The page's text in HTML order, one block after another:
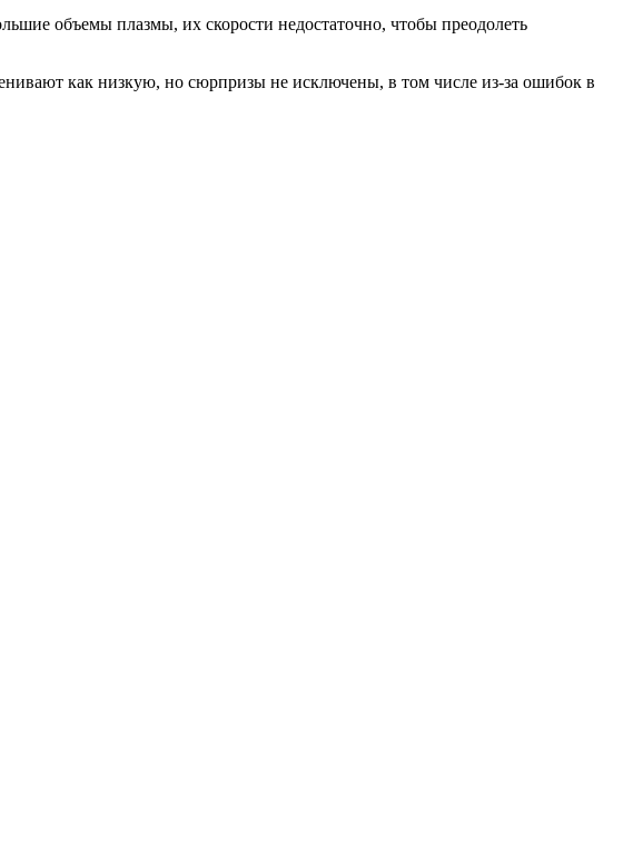
объемы плазмы, их скорости недостаточно, чтобы преодолеть
как низкую, но сюрпризы не исключены, в том числе из-за ошибок в